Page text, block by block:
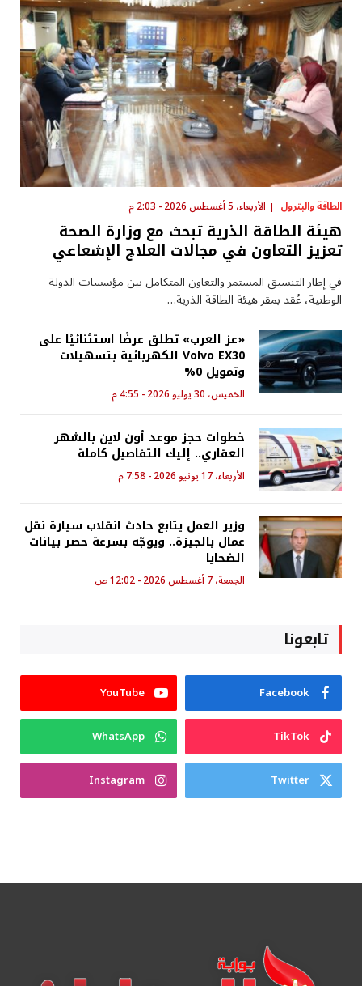
الطاقة والبترول الأربعاء، 5 أغسطس 2026 - 2:03 م
هيئة الطاقة الذرية تبحث مع وزارة الصحة
تعزيز التعاون في مجالات العلاج الإشعاعي
في إطار التنسيق المستمر والتعاون المتكامل بين مؤسسات الدولة
الوطنية، عُقد بمقر هيئة الطاقة الذرية…
«عز العرب» تطلق عرضًا استثنائيًا على
Volvo EX30 الكهربائية بتسهيلات
وتمويل 0%
الخميس، 30 يوليو 2026 - 4:55 م
خطوات حجز موعد أون لاين بالشهر
العقاري.. إليك التفاصيل كاملة
الأربعاء، 17 يونيو 2026 - 7:58 م
وزير العمل يتابع حادث انقلاب سيارة نقل
عمال بالجيزة.. ويوجّه بسرعة حصر بيانات
الضحايا
الجمعة، 7 أغسطس 2026 - 12:02 ص
تابعونا
Facebook
YouTube
TikTok
WhatsApp
Twitter
Instagram